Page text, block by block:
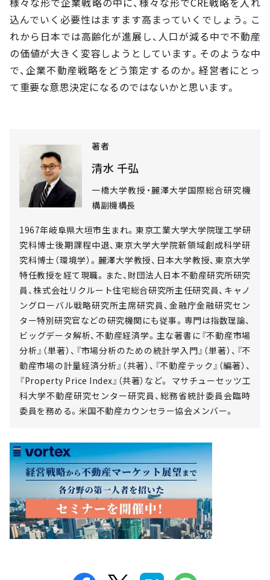
込んでいく必要性はますます高まっていくでしょう。こ
れから日本では高齢化が進展し、人口が減る中で不動産
の価値が大きく変容しようとしています。そのような中
で、企業不動産戦略をどう策定するのか。経営者にとっ
て重要な意思決定になるのではないかと思います。
著者
清水 千弘
一橋大学教授・麗澤大学国際総合研究機
構副機構長
1967年岐阜県大垣市生まれ。東京工業大学大学院理工学研
究科博士後期課程中退、東京大学大学院新領域創成科学研
究科博士（環境学）。麗澤大学教授、日本大学教授、東京大学
特任教授を経て現職。また、財団法人日本不動産研究所研究
員、株式会社リクルート住宅総合研究所主任研究員、キャノ
ングローバル戦略研究所主席研究員、金融庁金融研究セン
ター特別研究官などの研究機関にも従事。専門は指数理論、
ビッグデータ解析、不動産経済学。主な著書に『不動産市場
分析』（単著）、『市場分析のための統計学入門』（単著）、『不
動産市場の計量経済分析』（共著）、『不動産テック』（編著）、
『Property Price Index』（共著）など。 マサチューセッツ工
科大学不動産研究センター研究員、総務省統計委員会臨時
委員を務める。米国不動産カウンセラー協会メンバー。